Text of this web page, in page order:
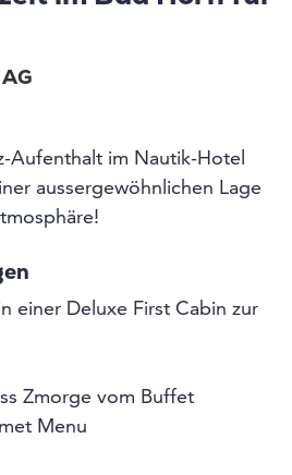
Aufenthalt im Nautik-Hotel
aussergewöhnlichen Lage
einer Deluxe First Cabin zur
Zmorge vom Buffet
Menu